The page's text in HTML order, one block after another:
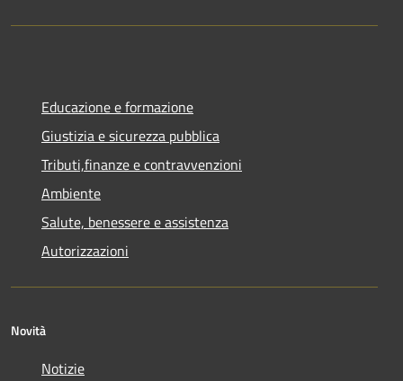
Educazione e formazione
Giustizia e sicurezza pubblica
Tributi,finanze e contravvenzioni
Ambiente
Salute, benessere e assistenza
Autorizzazioni
Novità
Notizie